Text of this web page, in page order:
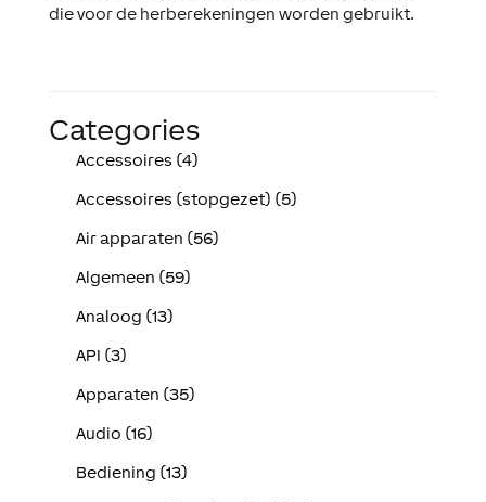
die voor de herberekeningen worden gebruikt.
Categories
Accessoires (4)
Accessoires (stopgezet) (5)
Air apparaten (56)
Algemeen (59)
Analoog (13)
API (3)
Apparaten (35)
Audio (16)
Bediening (13)